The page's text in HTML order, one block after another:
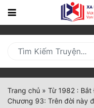
Trang
Mới
Cập
Nhật
(current)
Trang chủ » Từ 1982 : Bắt
Chương 93: Trên đời này